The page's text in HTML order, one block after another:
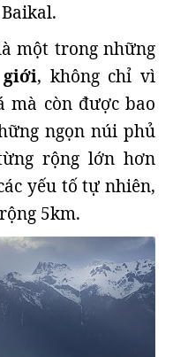
một trong những
, không chỉ vì
mà còn được bao
ngọn núi phủ
rộng lớn hơn
yếu tố tự nhiên,
5km.